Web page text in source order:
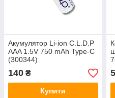
Акумулятор Li-ion C.L.D.P
AAA 1.5V 750 mAh Type-C
(300344)
140 ₴
Купити